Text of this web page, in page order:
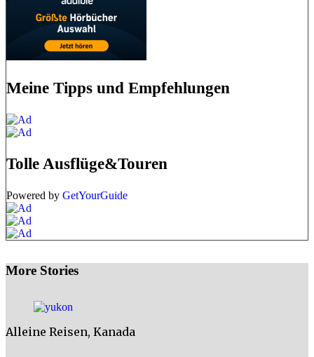
Meine Tipps und Empfehlungen
Tolle Ausflüge&Touren
Powered by GetYourGuide
More Stories
Alleine Reisen, Kanada